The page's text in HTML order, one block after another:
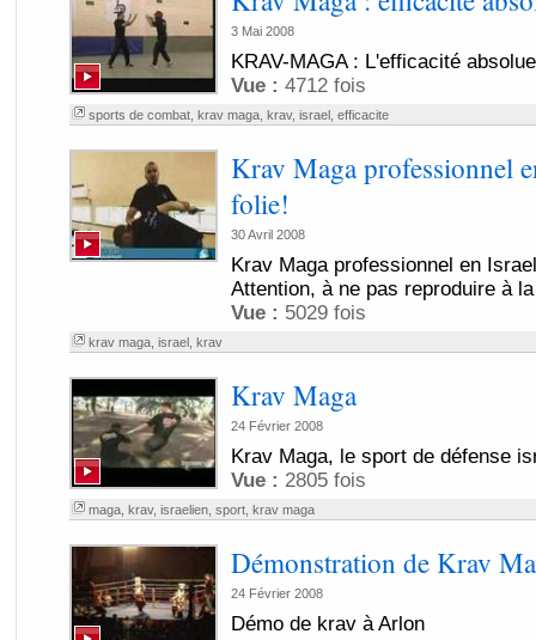
3 Mai 2008
KRAV-MAGA : L'efficacité absolue
Vue : 4712 fois
sports de combat, krav maga, krav, israel, efficacite
Krav Maga professionnel
folie!
30 Avril 2008
Krav Maga professionnel en
Attention, à ne pas reproduire à
Vue : 5029 fois
krav maga, israel, krav
Krav Maga
24 Février 2008
Krav Maga, le sport de défense
Vue : 2805 fois
maga, krav, israelien, sport, krav maga
Démonstration de Krav
24 Février 2008
Démo de krav à Arlon